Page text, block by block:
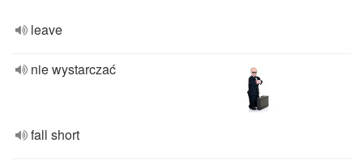
leave
nie wystarczać
fall short